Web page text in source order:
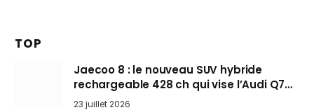
TOP
Jaecoo 8 : le nouveau SUV hybride
rechargeable 428 ch qui vise l’Audi Q7
arrive en Europe cet automne
23 juillet 2026